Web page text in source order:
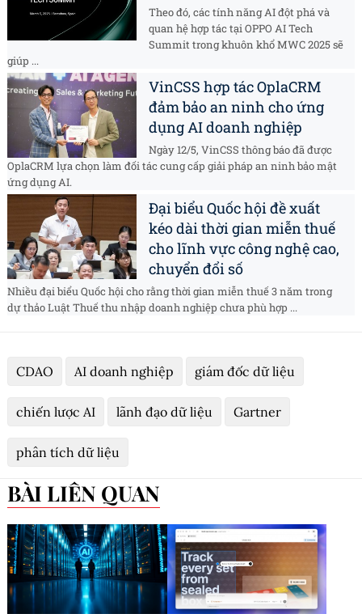
Theo đó, các tính năng AI đột phá và
quan hệ hợp tác tại OPPO AI Tech
Summit trong khuôn khổ MWC 2025 sẽ
giúp ...
VinCSS hợp tác OplaCRM
đảm bảo an ninh cho ứng
dụng AI doanh nghiệp
Ngày 12/5, VinCSS thông báo đã được
OplaCRM lựa chọn làm đối tác cung cấp giải pháp an ninh bảo mật
ứng dụng AI.
Đại biểu Quốc hội đề xuất
kéo dài thời gian miễn thuế
cho lĩnh vực công nghệ cao,
chuyển đổi số
Nhiều đại biểu Quốc hội cho rằng thời gian miễn thuế 3 năm trong
dự thảo Luật Thuế thu nhập doanh nghiệp chưa phù hợp ...
CDAO AI doanh nghiệp giám đốc dữ liệu
chiến lược AI lãnh đạo dữ liệu Gartner
phân tích dữ liệu
BÀI LIÊN QUAN